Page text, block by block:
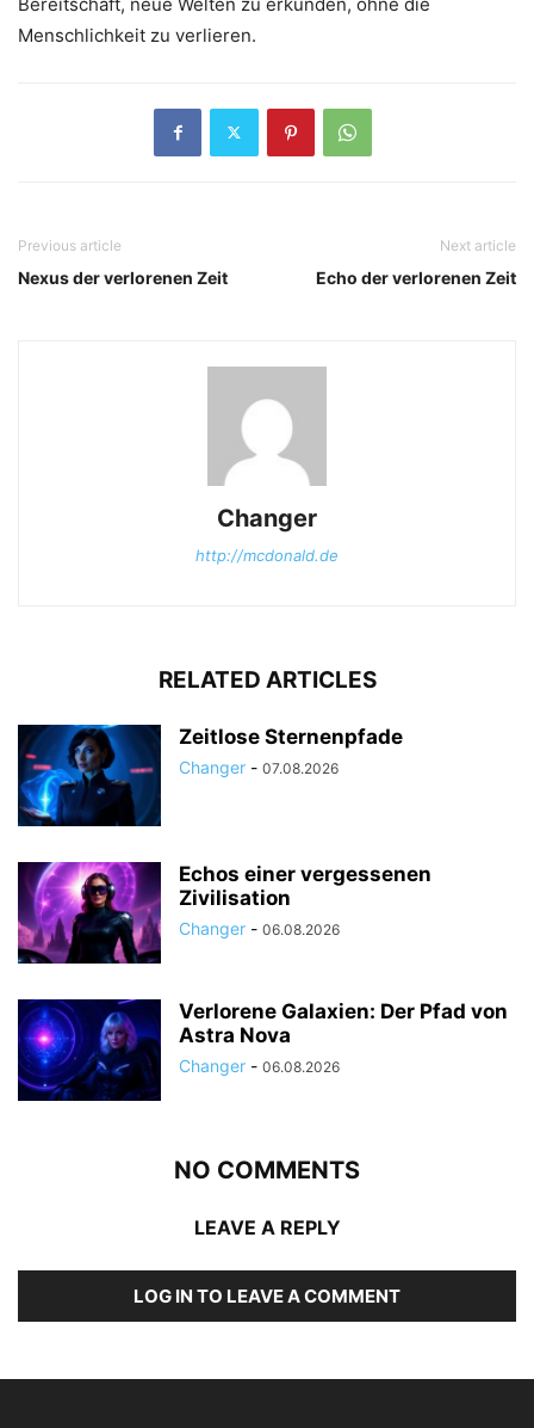
Menschlichkeit zu verlieren.
Previous article
Nexus der verlorenen Zeit
Next article
Echo der verlorenen Zeit
Changer
http://mcdonald.de
RELATED ARTICLES
Zeitlose Sternenpfade
Changer - 07.08.2026
Echos einer vergessenen
Zivilisation
Changer - 06.08.2026
Verlorene Galaxien: Der Pfad von
Astra Nova
Changer - 06.08.2026
NO COMMENTS
LEAVE A REPLY
LOG IN TO LEAVE A COMMENT